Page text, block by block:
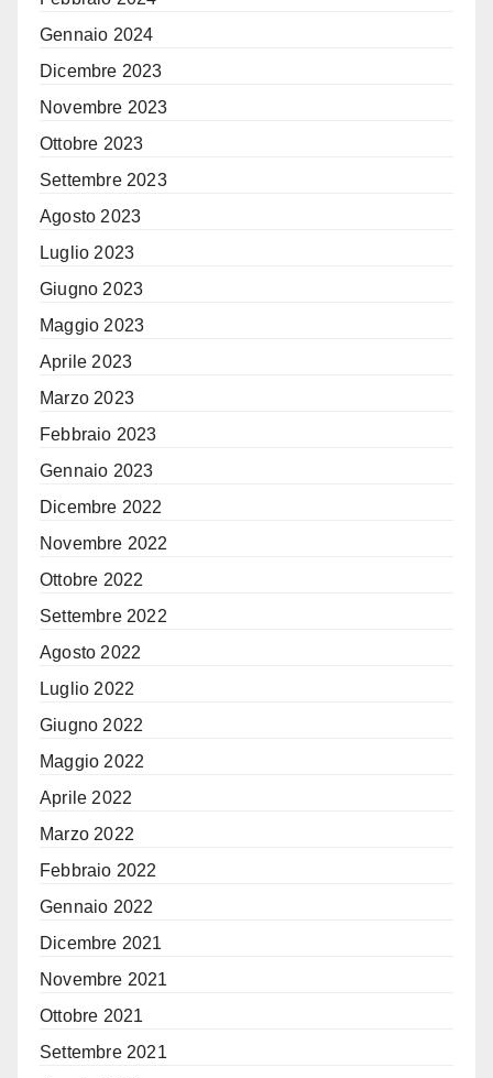
Gennaio 2024
Dicembre 2023
Novembre 2023
Ottobre 2023
Settembre 2023
Agosto 2023
Luglio 2023
Giugno 2023
Maggio 2023
Aprile 2023
Marzo 2023
Febbraio 2023
Gennaio 2023
Dicembre 2022
Novembre 2022
Ottobre 2022
Settembre 2022
Agosto 2022
Luglio 2022
Giugno 2022
Maggio 2022
Aprile 2022
Marzo 2022
Febbraio 2022
Gennaio 2022
Dicembre 2021
Novembre 2021
Ottobre 2021
Settembre 2021